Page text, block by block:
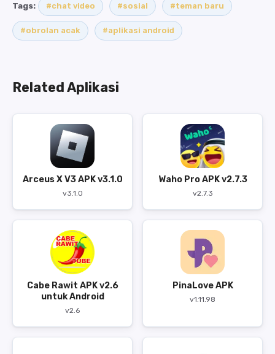
Tags: #chat video #sosial #teman baru
#obrolan acak #aplikasi android
Related Aplikasi
Arceus X V3 APK v3.1.0
v3.1.0
Waho Pro APK v2.7.3
v2.7.3
Cabe Rawit APK v2.6
untuk Android
v2.6
PinaLove APK
v1.11.98